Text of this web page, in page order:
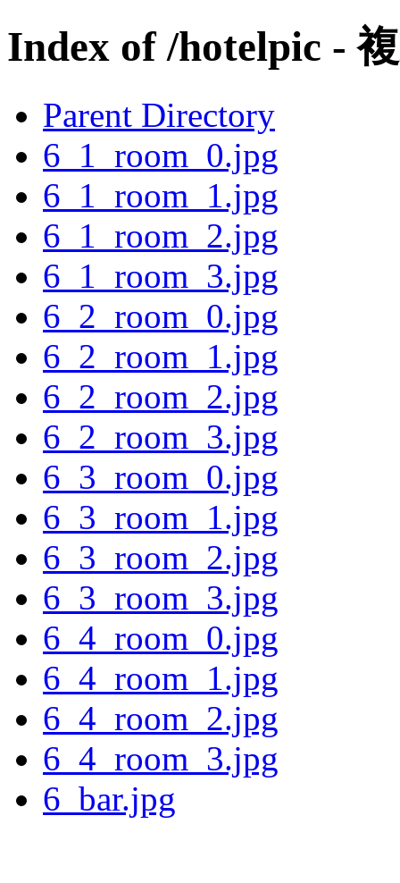
Index of /hotelpic -
Parent Directory
6_1_room_0.jpg
6_1_room_1.jpg
6_1_room_2.jpg
6_1_room_3.jpg
6_2_room_0.jpg
6_2_room_1.jpg
6_2_room_2.jpg
6_2_room_3.jpg
6_3_room_0.jpg
6_3_room_1.jpg
6_3_room_2.jpg
6_3_room_3.jpg
6_4_room_0.jpg
6_4_room_1.jpg
6_4_room_2.jpg
6_4_room_3.jpg
6_bar.jpg